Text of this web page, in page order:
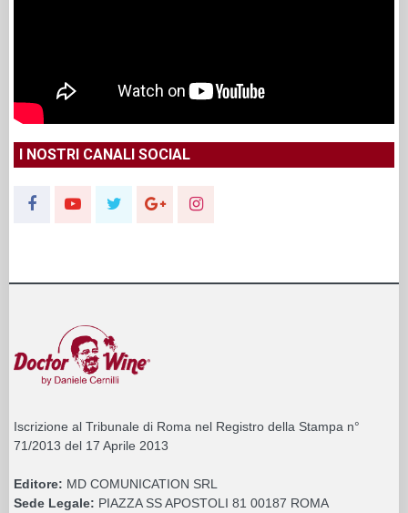
I NOSTRI CANALI SOCIAL
Iscrizione al Tribunale di Roma nel Registro della Stampa n°
71/2013 del 17 Aprile 2013
Editore: MD COMUNICATION SRL
Sede Legale: PIAZZA SS APOSTOLI 81 00187 ROMA